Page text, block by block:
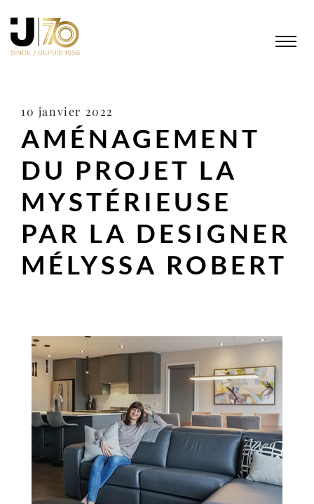
10 janvier 2022
AMÉNAGEMENT
DU PROJET LA
MYSTÉ­RIEUSE
PAR LA DESIGNER
MÉLYSSA ROBERT